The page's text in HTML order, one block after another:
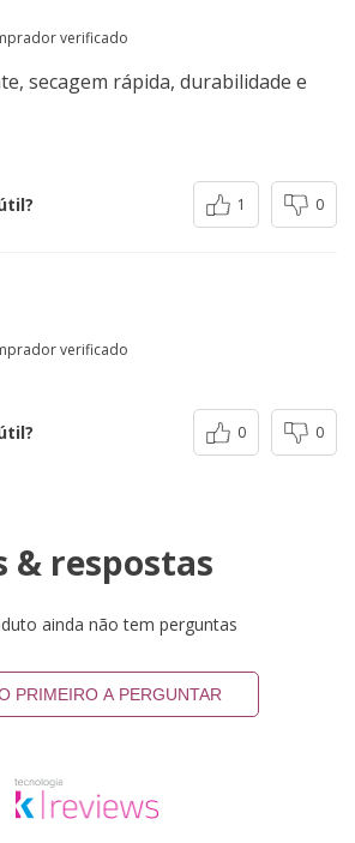
verificado
secagem rápida, durabilidade e
1 0
verificado
0 0
& respostas
ainda não tem perguntas
PRIMEIRO A PERGUNTAR